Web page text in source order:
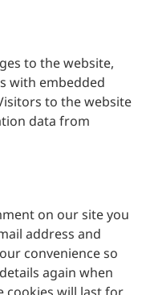
to the website,
with embedded
to the website
data from
on our site you
address and
convenience so
again when